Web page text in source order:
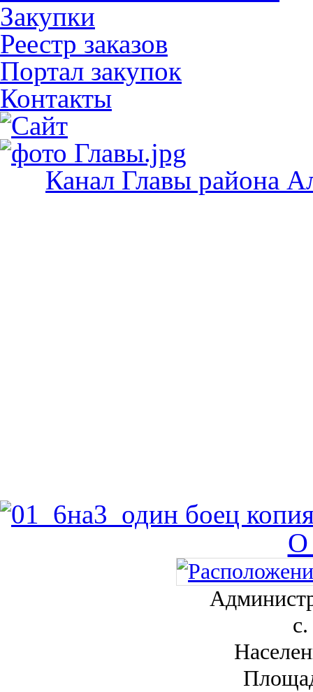
Закупки
Реестр заказов
Портал закупок
Контакты
Канал Главы района
О